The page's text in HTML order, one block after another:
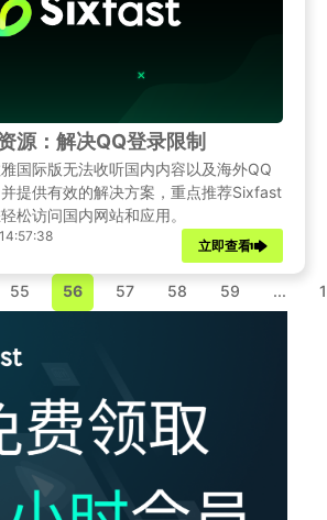
源：解决QQ登录限制
国际版无法收听国内内容以及海外QQ
提供有效的解决方案，重点推荐Sixfast
松访问国内网站和应用。
立即查看
55 56 57 58 59 ...